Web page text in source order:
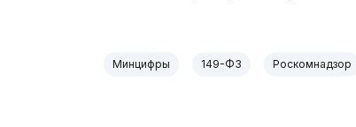
Минцифры 149-ФЗ Роскомнадзор